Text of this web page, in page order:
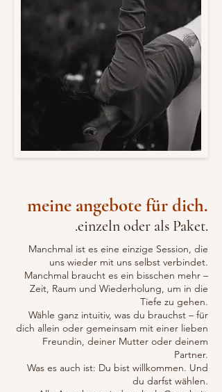
meine angebote für dich.
.einzeln oder als Paket.
Manchmal ist es eine einzige Session, die
uns wieder mit uns selbst verbindet.
Manchmal braucht es ein bisschen mehr –
Zeit, Raum und Wiederholung, um in die
Tiefe zu gehen.
Wähle ganz intuitiv, was du brauchst – für
dich allein oder gemeinsam mit einer lieben
Freundin, deiner Mutter oder deinem
Partner.
Was es auch ist: Du bist willkommen. Und
du darfst wählen.